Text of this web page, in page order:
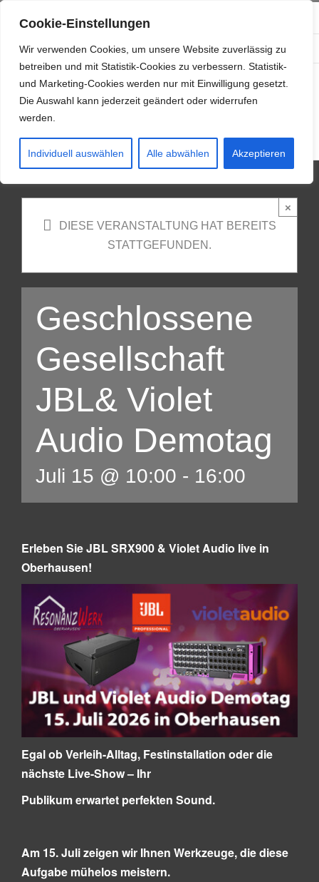
Cookie-Einstellungen
Wir verwenden Cookies, um unsere Website zuverlässig zu
betreiben und mit Statistik-Cookies zu verbessern. Statistik-
und Marketing-Cookies werden nur mit Einwilligung gesetzt.
Die Auswahl kann jederzeit geändert oder widerrufen
werden.
Individuell auswählen Alle abwählen Akzeptieren
Inhalt
springen
info@resonanzwerk.de
FacebookInstagram
E-
DIESE VERANSTALTUNG HAT BEREITS
STATTGEFUNDEN.
×
Geschlossene
Gesellschaft
JBL& Violet
Audio Demotag
Juli 15 @ 10:00 - 16:00
Erleben Sie JBL SRX900 & Violet Audio live in
Oberhausen!
Egal ob Verleih-Alltag, Festinstallation oder die
nächste Live-Show – Ihr
Publikum erwartet perfekten Sound.
Am 15. Juli zeigen wir Ihnen Werkzeuge, die diese
Aufgabe mühelos meistern.